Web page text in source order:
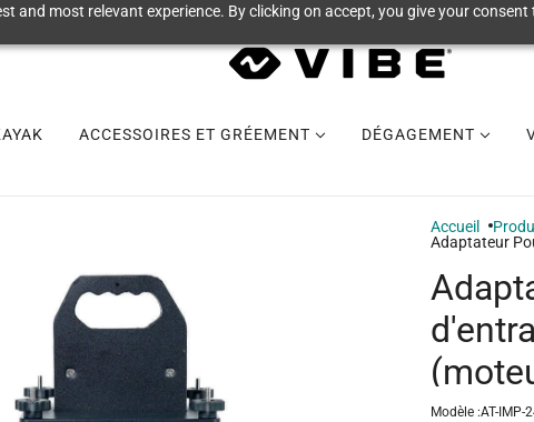
and most relevant experience. By clicking on accept, you give your
ACCESSOIRES ET GRÉEMENT DÉGAGEMENT
Accueil
Adaptateur
Modèle :AT-IMP-